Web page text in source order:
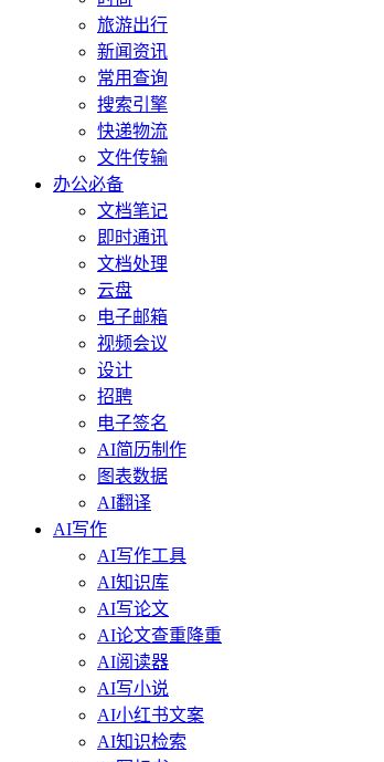
旅游出行
新闻资讯
常用查询
搜索引擎
快递物流
文件传输
办公必备
文档笔记
即时通讯
文档处理
云盘
电子邮箱
视频会议
设计
招聘
电子签名
AI简历制作
图表数据
AI翻译
AI写作
AI写作工具
AI知识库
AI写论文
AI论文查重降重
AI阅读器
AI写小说
AI小红书文案
AI知识检索